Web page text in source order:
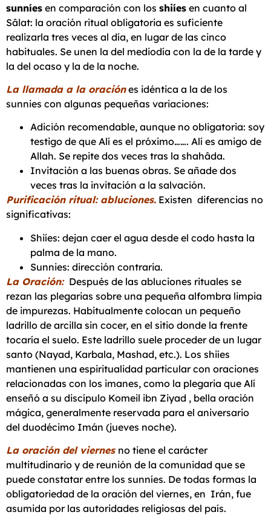
sunníes en comparación con los shiíes en cuanto al
Sâlat: la oración ritual obligatoria es suficiente
realizarla tres veces al día, en lugar de las cinco
habituales. Se unen la del mediodía con la de la tarde y
la del ocaso y la de la noche.
La llamada a la oraciónes idéntica a la de los
sunnies con algunas pequeñas variaciones:
Adición recomendable, aunque no obligatoria: soy
testigo de que Alí es el próximo……. Alí es amigo de
Allah. Se repite dos veces tras la shahâda.
Invitación a las buenas obras. Se añade dos
veces tras la invitación a la salvación.
Purificación ritual: abluciones. Existen diferencias no
significativas:
Shiíes: dejan caer el agua desde el codo hasta la
palma de la mano.
Sunnies: dirección contraria.
La Oración: Después de las abluciones rituales se
rezan las plegarias sobre una pequeña alfombra limpia
de impurezas. Habitualmente colocan un pequeño
ladrillo de arcilla sin cocer, en el sitio donde la frente
tocaría el suelo. Este ladrillo suele proceder de un lugar
santo (Nayad, Karbala, Mashad, etc.). Los shiíes
mantienen una espiritualidad particular con oraciones
relacionadas con los imanes, como la plegaria que Alí
enseñó a su discípulo Komeil ibn Ziyad , bella oración
mágica, generalmente reservada para el aniversario
del duodécimo Imán (jueves noche).
La oración del viernes no tiene el carácter
multitudinario y de reunión de la comunidad que se
puede constatar entre los sunníes. De todas formas la
obligatoriedad de la oración del viernes, en Irán, fue
asumida por las autoridades religiosas del país.